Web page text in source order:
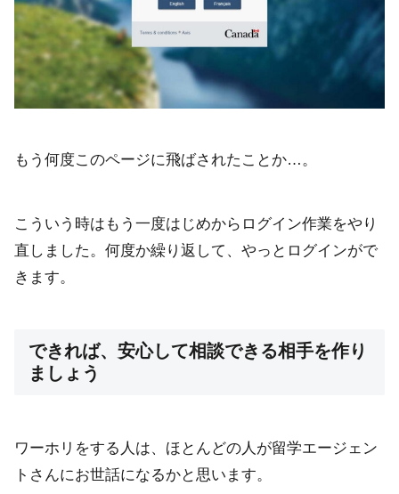
もう何度このページに飛ばされたことか…。
こういう時はもう一度はじめからログイン作業をやり
直しました。何度か繰り返して、やっとログインがで
きます。
できれば、安心して相談できる相手を作り
ましょう
ワーホリをする人は、ほとんどの人が留学エージェン
トさんにお世話になるかと思います。